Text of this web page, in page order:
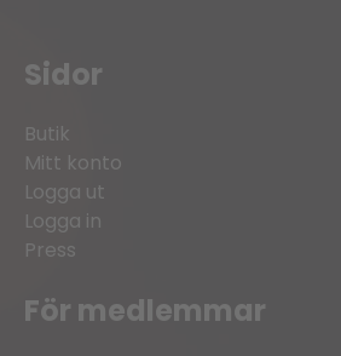
Sidor
Butik
Mitt konto
Logga ut
Logga in
Press
För medlemmar